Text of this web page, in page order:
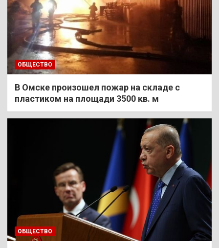
ОБЩЕСТВО
В Омске произошел пожар на складе с
пластиком на площади 3500 кв. м
ОБЩЕСТВО